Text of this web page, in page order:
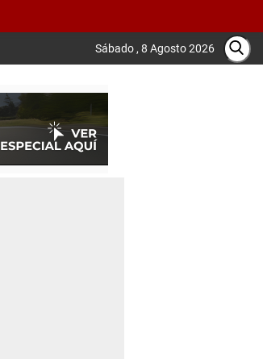
Sábado , 8 Agosto 2026